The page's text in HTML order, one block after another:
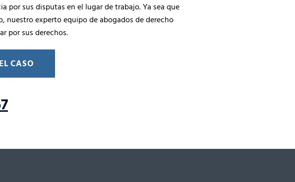
por sus disputas en el lugar de trabajo. Ya sea que
nuestro experto equipo de abogados de derecho
por sus derechos.
CASO